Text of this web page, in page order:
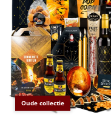
€50 tot €55
€55 tot €75
€75 tot €100
€100 en hoger
Oude collectie